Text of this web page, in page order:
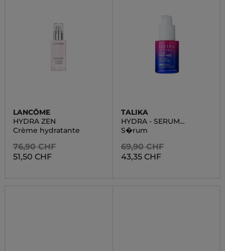
LANCÔME
HYDRA ZEN
Crème hydratante
76,90 CHF
51,50 CHF
TALIKA
HYDRA - SERUM
HYDRATANT INTENSIF
S�rum
69,90 CHF
43,35 CHF